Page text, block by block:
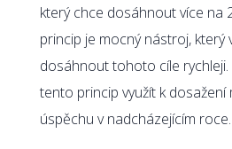
který chce dosáhnout více na
princip je mocný nástroj, který
dosáhnout tohoto cíle rychleji.
tento princip využít k dosažení
úspěchu v nadcházejícím roce.